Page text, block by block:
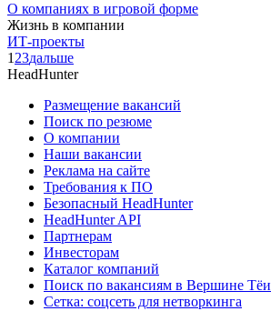
О компаниях в игровой форме
Жизнь в компании
ИТ-проекты
1 23дальше
HeadHunter
Размещение вакансий
Поиск по резюме
О компании
Наши вакансии
Реклама на сайте
Требования к ПО
Безопасный HeadHunter
HeadHunter API
Партнерам
Инвесторам
Каталог компаний
Поиск по вакансиям в Вершине Тёи
Сетка: соцсеть для нетворкинга